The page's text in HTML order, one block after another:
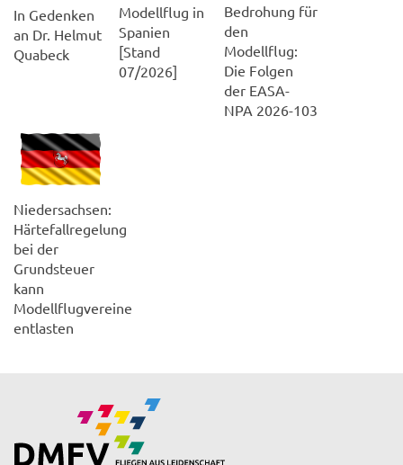
In Gedenken
an Dr. Helmut
Quabeck
Modellflug in
Spanien
[Stand
07/2026]
Bedrohung für
den
Modellflug:
Die Folgen
der EASA-
NPA 2026-103
Niedersachsen:
Härtefallregelung
bei der
Grundsteuer
kann
Modellflugvereine
entlasten